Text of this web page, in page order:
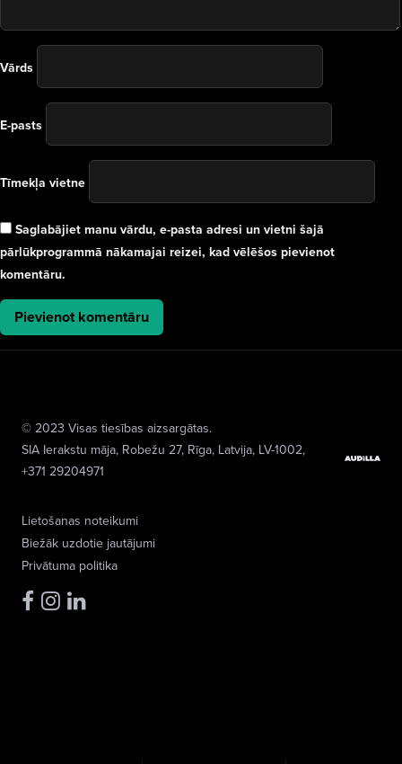
Vārds
E-pasts
Tīmekļa vietne
Saglabājiet manu vārdu, e-pasta adresi un vietni šajā
pārlūkprogrammā nākamajai reizei, kad vēlēšos pievienot
komentāru.
Lietošanas noteikumi
Biežāk uzdotie jautājumi
Privātuma politika
© 2023 Visas tiesības aizsargātas.
SIA Ierakstu māja, Robežu 27, Rīga, Latvija, LV-1002,
+371 29204971